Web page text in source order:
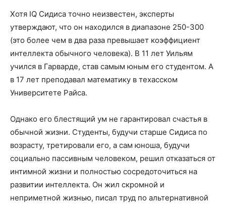
Хотя IQ Сидиса точно неизвестен, эксперты
утверждают, что он находился в диапазоне 250-300
(это более чем в два раза превышает коэффициент
интеллекта обычного человека). В 11 лет Уильям
учился в Гарварде, став самым юным его студентом. А
в 17 лет преподавал математику в техасском
Университете Райса.
Однако его блестящий ум не гарантировал счастья в
обычной жизни. Студенты, будучи старше Сидиса по
возрасту, третировали его, а сам юноша, будучи
социально пассивным человеком, решил отказаться от
интимной жизни и полностью сосредоточиться на
развитии интеллекта. Он жил скромной и
неприметной жизнью, писал труд по альтернативной